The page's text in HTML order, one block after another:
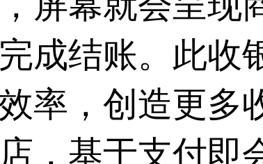
成结账。此收
率，创造更多
，基于支付即